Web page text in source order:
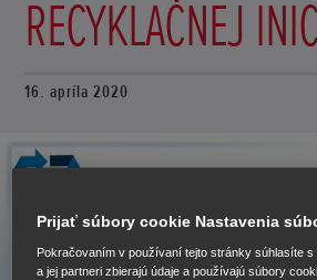
RECYKLAČNEJ
16. apríla 2020
Prijať súbory cookie Nastavenia
Pokračovaním v používaní tejto stránky súhlasíte
a jej partneri zbierajú údaje a používajú súbory